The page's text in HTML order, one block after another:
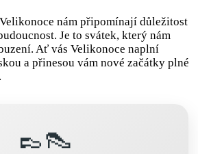
nám připomínají důležitost
Je to svátek, který nám
Ať vás Velikonoce naplní
a přinesou vám nové začátky plné
👞👠